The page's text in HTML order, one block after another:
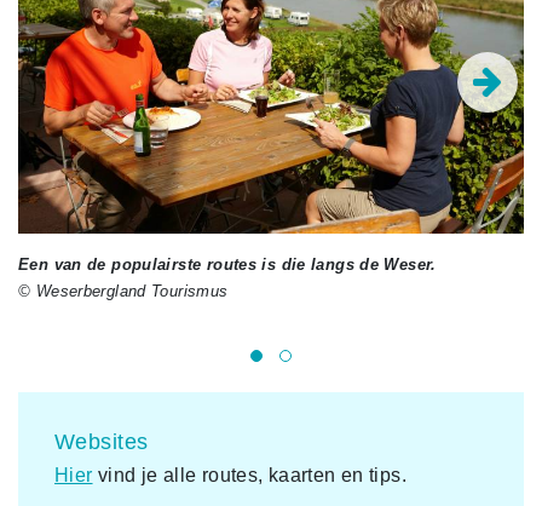
Een van de populairste routes is die langs de Weser.
© Weserbergland Tourismus
Websites
Hier vind je alle routes, kaarten en tips.